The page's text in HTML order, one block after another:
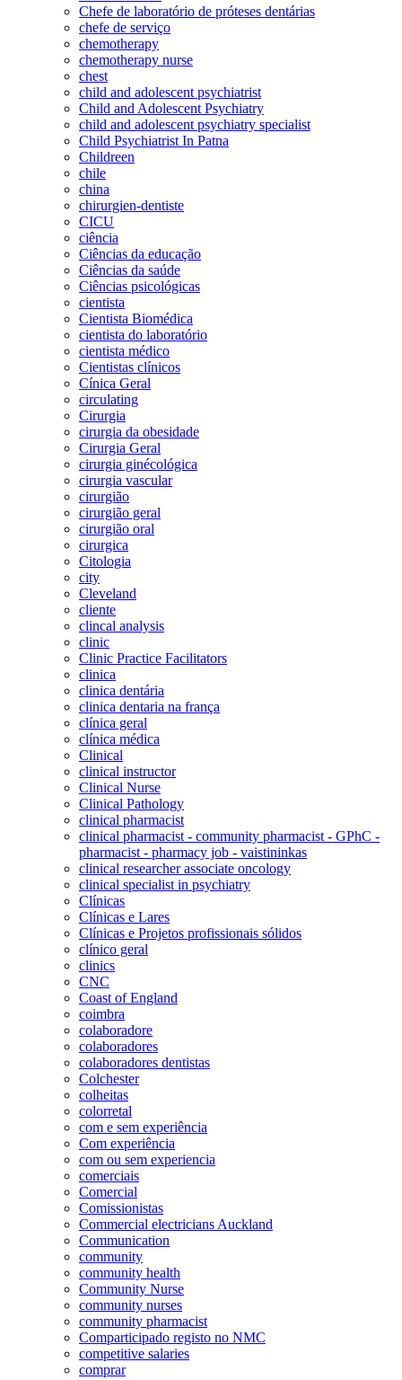
Chefe de laboratório de próteses dentárias
chefe de serviço
chemotherapy
chemotherapy nurse
chest
child and adolescent psychiatrist
Child and Adolescent Psychiatry
child and adolescent psychiatry specialist
Child Psychiatrist In Patna
Childreen
chile
china
chirurgien-dentiste
CICU
ciência
Ciências da educação
Ciências da saúde
Ciências psicológicas
cientista
Cientista Biomédica
cientista do laboratório
cientista médico
Cientistas clínicos
Cínica Geral
circulating
Cirurgia
cirurgia da obesidade
Cirurgia Geral
cirurgia ginécológica
cirurgia vascular
cirurgião
cirurgião geral
cirurgião oral
cirurgica
Citologia
city
Cleveland
cliente
clincal analysis
clinic
Clinic Practice Facilitators
clinica
clinica dentária
clinica dentaria na frança
clínica geral
clínica médica
Clinical
clinical instructor
Clinical Nurse
Clinical Pathology
clinical pharmacist
clinical pharmacist - community pharmacist - GPhC -
pharmacist - pharmacy job - vaistininkas
clinical researcher associate oncology
clinical specialist in psychiatry
Clínicas
Clínicas e Lares
Clínicas e Projetos profissionais sólidos
clínico geral
clinics
CNC
Coast of England
coimbra
colaboradore
colaboradores
colaboradores dentistas
Colchester
colheitas
colorretal
com e sem experiência
Com experiência
com ou sem experiencia
comerciais
Comercial
Comissionistas
Commercial electricians Auckland
Communication
community
community health
Community Nurse
community nurses
community pharmacist
Comparticipado registo no NMC
competitive salaries
comprar